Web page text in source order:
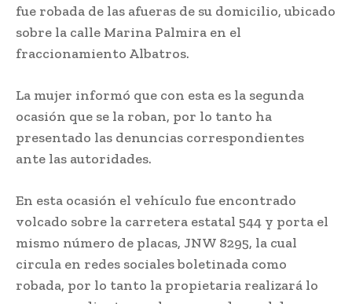
fue robada de las afueras de su domicilio, ubicado
sobre la calle Marina Palmira en el
fraccionamiento Albatros.
La mujer informó que con esta es la segunda
ocasión que se la roban, por lo tanto ha
presentado las denuncias correspondientes
ante las autoridades.
En esta ocasión el vehículo fue encontrado
volcado sobre la carretera estatal 544 y porta el
mismo número de placas, JNW 8295, la cual
circula en redes sociales boletinada como
robada, por lo tanto la propietaria realizará lo